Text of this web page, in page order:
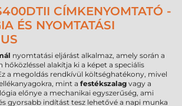
CÍMKENYOMTATÓ -
ÉS NYOMTATÁSI
nyomtatási eljárást alkalmaz, amely során a
alakítja ki a képet a speciális
a megoldás rendkívül költséghatékony, mivel
mint a festékszalag vagy a
előnye a mechanikai egyszerűség, ami
gyorsabb indítást tesz lehetővé a napi munka